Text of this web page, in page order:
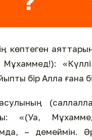
көптеген
бір Алла ғана
«(Уа,
– демеймін.